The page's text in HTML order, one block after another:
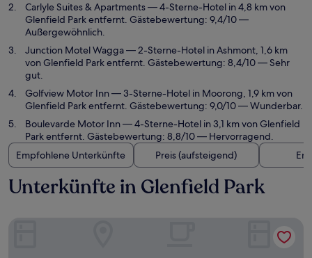
Carlyle Suites & Apartments— 4-Sterne-Hotel in 4,8 km von
Glenfield Park entfernt. Gästebewertung: 9,4/10 —
Außergewöhnlich.
Junction Motel Wagga— 2-Sterne-Hotel in Ashmont, 1,6 km
von Glenfield Park entfernt. Gästebewertung: 8,4/10 — Sehr
gut.
Golfview Motor Inn— 3-Sterne-Hotel in Moorong, 1,9 km von
Glenfield Park entfernt. Gästebewertung: 9,0/10 — Wunderbar.
Boulevarde Motor Inn— 4-Sterne-Hotel in 3,1 km von Glenfield
Park entfernt. Gästebewertung: 8,8/10 — Hervorragend.
Empfohlene Unterkünfte
Preis (aufsteigend)
Unterkünfte in Glenfield Park